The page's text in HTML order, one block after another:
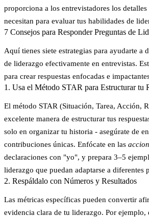
proporciona a los entrevistadores los detalles
necesitan para evaluar tus habilidades de
7 Consejos para Responder Preguntas de
Aquí tienes siete estrategias para ayudarte a
de liderazgo efectivamente en entrevistas.
para crear respuestas enfocadas e
1. Usa el Método STAR para Estructurar tu
El método STAR (Situación, Tarea, Acción,
excelente manera de estructurar tus
solo en organizar tu historia - asegúrate de
contribuciones únicas. Enfócate en las
declaraciones con "yo", y prepara 3–5
liderazgo que puedan adaptarse a diferentes
2. Respáldalo con Números y Resultados
Las métricas específicas pueden convertir
evidencia clara de tu liderazgo. Por ejemplo,